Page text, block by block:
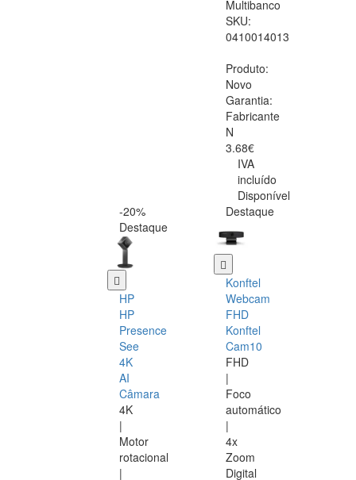
Multibanco
SKU:
0410014013
Produto:
Novo
Garantia:
Fabricante
N
3.68€
IVA
incluído
Disponível
-20%
Destaque
HP
HP
Presence
See
4K
AI
Câmara
4K
|
Motor
rotacional
|
Destaque
Konftel
Webcam
FHD
Konftel
Cam10
FHD
|
Foco
automático
|
4x
Zoom
Digital